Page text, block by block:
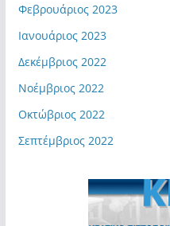
Φεβρουάριος 2023
Ιανουάριος 2023
Δεκέμβριος 2022
Νοέμβριος 2022
Οκτώβριος 2022
Σεπτέμβριος 2022